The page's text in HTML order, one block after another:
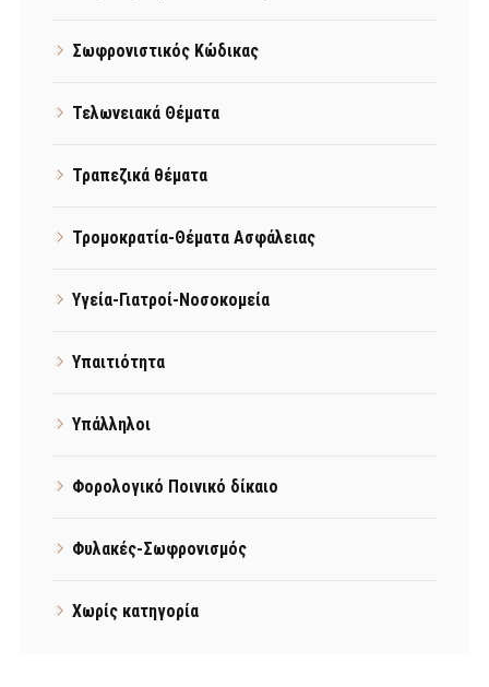
Σωφρονιστικός Κώδικας
Τελωνειακά Θέματα
Τραπεζικά θέματα
Τρομοκρατία-Θέματα Ασφάλειας
Υγεία-Γιατροί-Νοσοκομεία
Υπαιτιότητα
Υπάλληλοι
Φορολογικό Ποινικό δίκαιο
Φυλακές-Σωφρονισμός
Χωρίς κατηγορία